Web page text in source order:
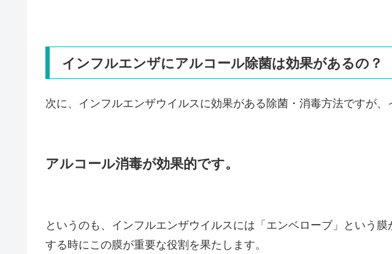
インフルエンザにアルコール除菌は効果があるの？
次に、インフルエンザウイルスに効果がある除菌・消毒方法ですが
アルコール消毒が効果的です。
というのも、インフルエンザウイルスには「エンベローブ」という
する時にこの膜が重要な役割を果たします。